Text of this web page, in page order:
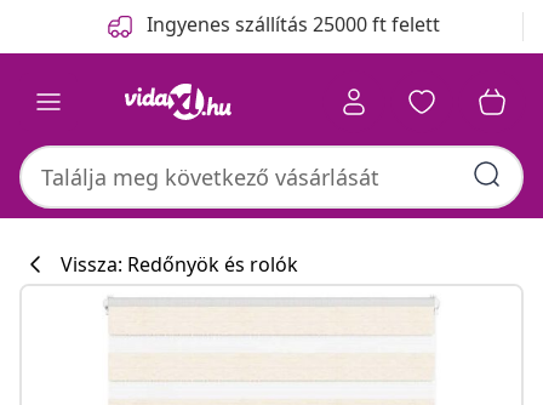
Ingyenes szállítás 25000 ft felett
Vissza: Redőnyök és rolók